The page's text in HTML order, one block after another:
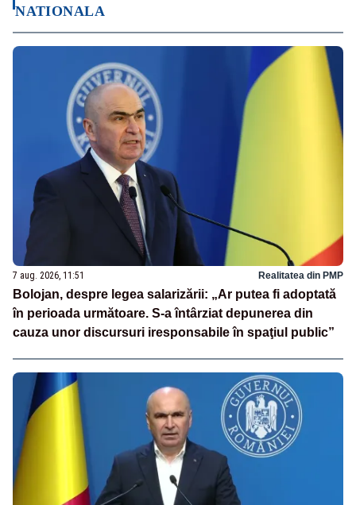
NATIONALA
7 aug. 2026, 11:51 Realitatea din PMP
Bolojan, despre legea salarizării: „Ar putea fi adoptată
în perioada următoare. S-a întârziat depunerea din
cauza unor discursuri iresponsabile în spaţiul public”